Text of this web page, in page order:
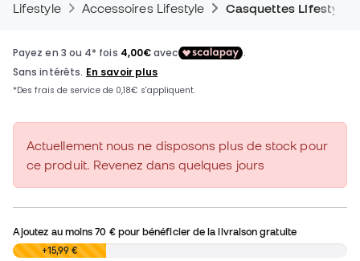
Lifestyle Accessoires Lifestyle Casquettes Lifestyle
Actuellement nous ne disposons plus de stock pour
ce produit. Revenez dans quelques jours
Ajoutez au moins70 €pour bénéficier de la livraison gratuite
0,00 €+15,99 €